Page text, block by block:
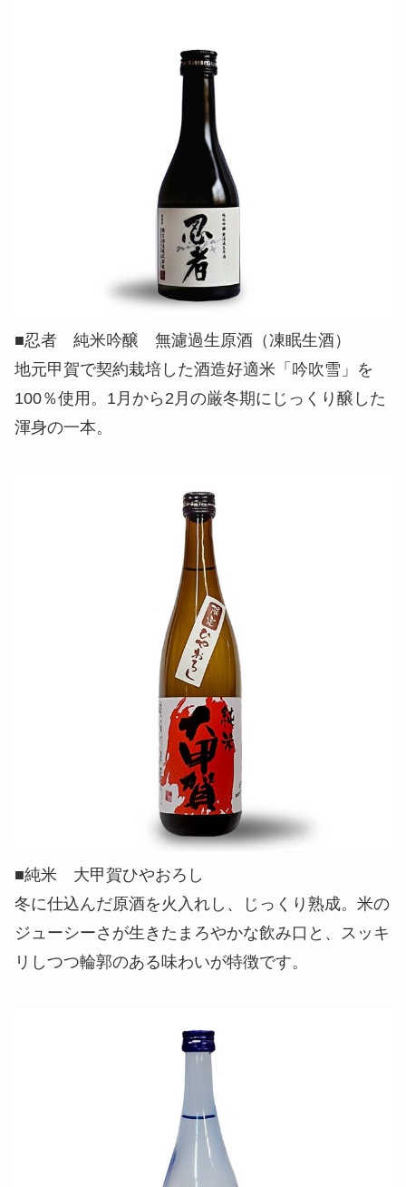
■忍者 純米吟醸 無濾過生原酒（凍眠生酒）
地元甲賀で契約栽培した酒造好適米「吟吹雪」を
100％使用。1月から2月の厳冬期にじっくり醸した
渾身の一本。
■純米 大甲賀ひやおろし
冬に仕込んだ原酒を火入れし、じっくり熟成。米の
ジューシーさが生きたまろやかな飲み口と、スッキ
リしつつ輪郭のある味わいが特徴です。